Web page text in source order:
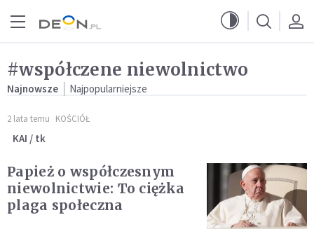
#współczene niewolnictwo
Najnowsze Najpopularniejsze
2 lata temu KOŚCIÓŁ
KAI / tk
Papież o współczesnym
niewolnictwie: To ciężka
plaga społeczna